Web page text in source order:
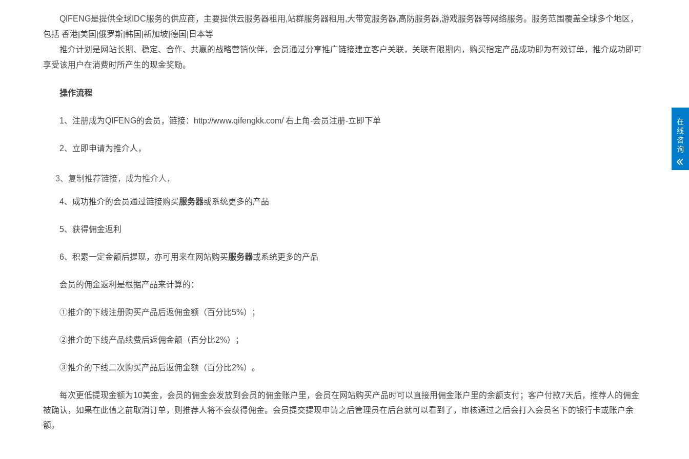
QIFENG是提供全球IDC服务的供应商，主要提供云服务器租用,站群服务器租用,大带宽服务器,高防服务器,游戏服务器等网络服务。 服务范围覆盖全球多个地区，
包括 香港|美国|俄罗斯|韩国|新加坡|德国|日本等
推介计划是网站长期、稳定、合作、共赢的战略营销伙伴，会员通过分享推广链接建立客户关联，关联有限期内，购买指定产品成功即为有效订单，推介成功即可
享受该用户在消费时所产生的现金奖励。
操作流程
1、注册成为QIFENG的会员，链接：http://www.qifengkk.com/ 右上角-会员注册-立即下单
2、立即申请为推介人，
3、复制推荐链接，成为推介人，
4、成功推介的会员通过链接购买服务器或系统更多的产品
5、获得佣金返利
6、积累一定金额后提现，亦可用来在网站购买服务器或系统更多的产品
会员的佣金返利是根据产品来计算的：
①推介的下线注册购买产品后返佣金额（百分比5%）；
②推介的下线产品续费后返佣金额（百分比2%）；
③推介的下线二次购买产品后返佣金额（百分比2%）。
每次更低提现金额为10美金，会员的佣金会发放到会员的佣金账户里，会员在网站购买产品时可以直接用佣金账户里的余额支付；客户付款7天后，推荐人的佣金
被确认，如果在此值之前取消订单，则推荐人将不会获得佣金。会员提交提现申请之后管理员在后台就可以看到了，审核通过之后会打入会员名下的银行卡或账户余
额。
在
线
咨
询